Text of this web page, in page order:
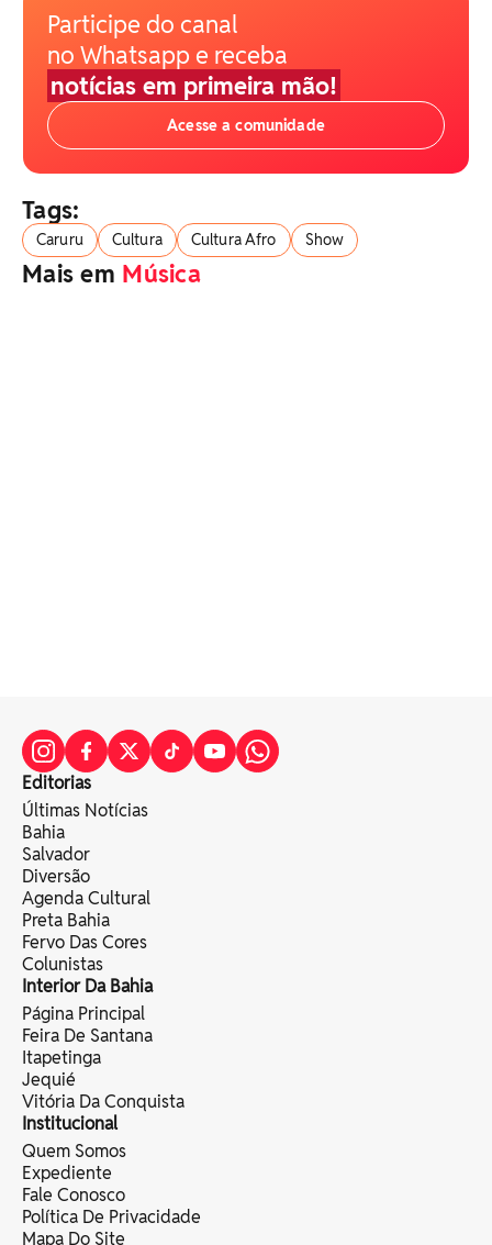
Participe do canal
no Whatsapp e receba
notícias em primeira mão!
Acesse a comunidade
Tags:
Caruru Cultura Cultura Afro Show
Mais em Música
Editorias
Últimas Notícias
Bahia
Salvador
Diversão
Agenda Cultural
Preta Bahia
Fervo Das Cores
Colunistas
Interior Da Bahia
Página Principal
Feira De Santana
Itapetinga
Jequié
Vitória Da Conquista
Institucional
Quem Somos
Expediente
Fale Conosco
Política De Privacidade
Mapa Do Site